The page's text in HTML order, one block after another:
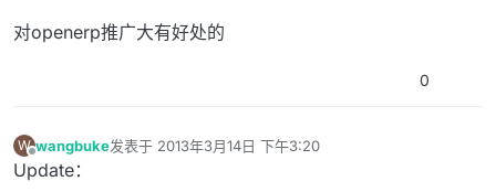
对openerp推广大有好处的
0
W
离线
wangbuke发表于 2013年3月14日 下午3:20
最后由 编辑
Update：